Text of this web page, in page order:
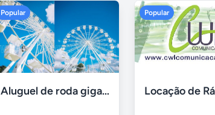
Popular
Aluguel de roda gigante
Popular